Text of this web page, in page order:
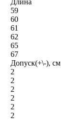
59
60
61
62
65
67
Допуск(+\-), см
2
2
2
2
2
2